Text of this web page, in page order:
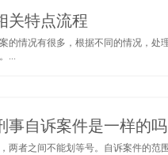
关特点流程
的情况有很多，根据不同的情况，
...
事自诉案件是一样的吗
两者之间不能划等号。自诉案件的